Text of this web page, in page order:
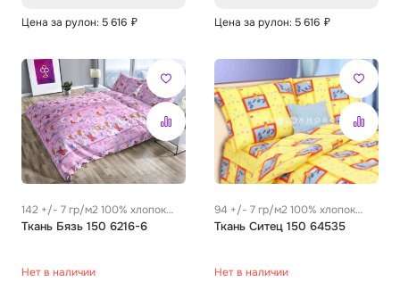
Цена за рулон: 5 616 ₽ Цена за рулон: 5 616 ₽
142 +/- 7 гр/м2 100% хлопок
0.29 м
Ткань Бязь 150 6216-6
Нет в наличии
94 +/- 7 гр/м2 100% хлопок
0.28 м
Ткань Ситец 150 64535
Нет в наличии